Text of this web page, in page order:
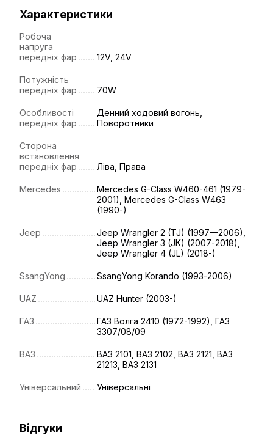
Характеристики
Робоча
напруга
передніх фар
12V, 24V
Потужність
передніх фар
70W
Особливості
передніх фар
Денний ходовий вогонь,
Поворотники
Сторона
встановлення
передніх фар
Ліва, Права
Mercedes
Mercedes G-Class W460-461 (1979-
2001), Mercedes G-Class W463
(1990-)
Jeep
Jeep Wrangler 2 (TJ) (1997—2006),
Jeep Wrangler 3 (JK) (2007-2018),
Jeep Wrangler 4 (JL) (2018-)
SsangYong SsangYong Korando (1993-2006)
UAZ UAZ Hunter (2003-)
ГАЗ
ГАЗ Волга 2410 (1972-1992), ГАЗ
3307/08/09
ВАЗ
ВАЗ 2101, ВАЗ 2102, ВАЗ 2121, ВАЗ
21213, ВАЗ 2131
Універсальний Універсальні
Відгуки